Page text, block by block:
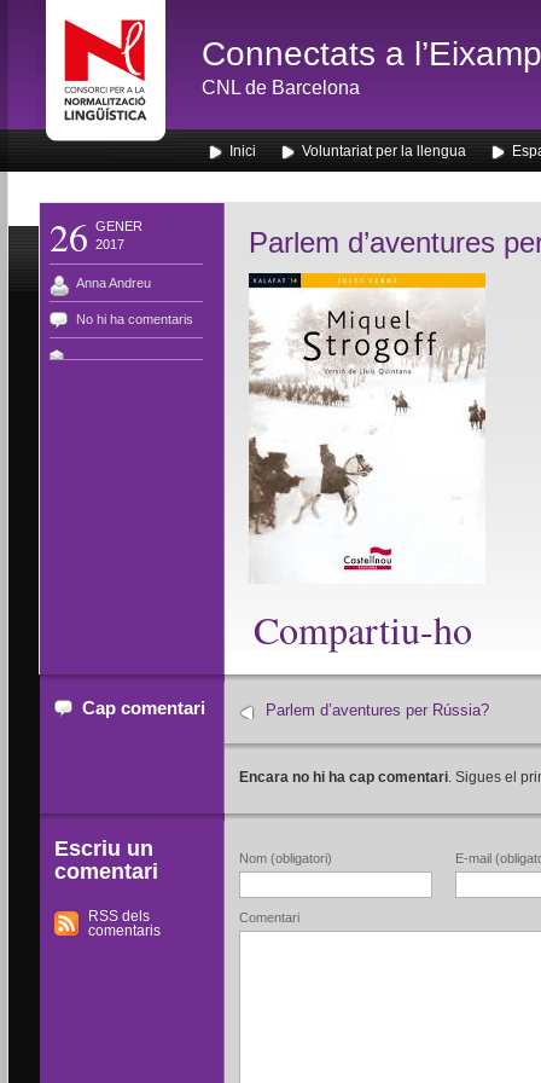
Connectats a
CNL de Barcelona
Inici Voluntariat per la llengua
26 GENER
2017
Anna Andreu
No hi ha comentaris
Parlem d’aventures
Compartiu-ho
Cap comentari Parlem d’aventures per Rússia?
Encara no hi ha cap comentari. Sigues el
Escriu un
comentari
RSS dels
comentaris
Nom (obligatori) E-mail
Comentari